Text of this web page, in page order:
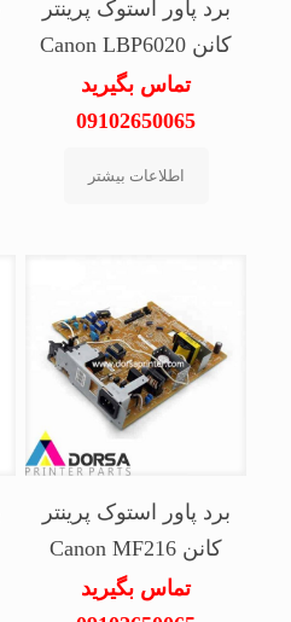
برد پاور استوک پرینتر
کانن Canon LBP6020
تماس بگیرید
09102650065
اطلاعات بیشتر
برد پاور استوک پرینتر
کانن Canon MF216
تماس بگیرید